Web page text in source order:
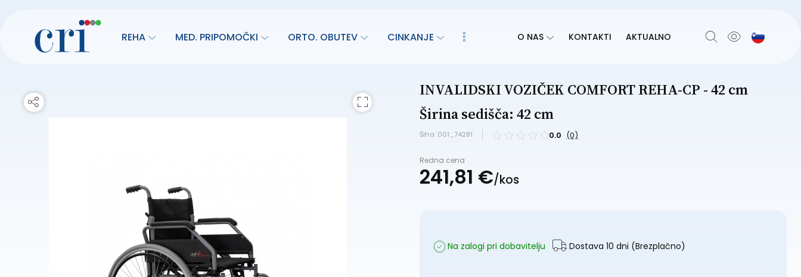
REHA MED. PRIPOMOČKI ORTO. OBUTEV CINKANJE O NAS KONTAKTI AKTUALNO
INVALIDSKI VOZIČEK COMFORT REHA-CP - 42 cm
Širina sedišča: 42 cm
Šifra: 001_74281 0.0 (0)
Redna cena
241,81 €/kos
Na zalogi pri dobavitelju Dostava 10 dni (Brezplačno)